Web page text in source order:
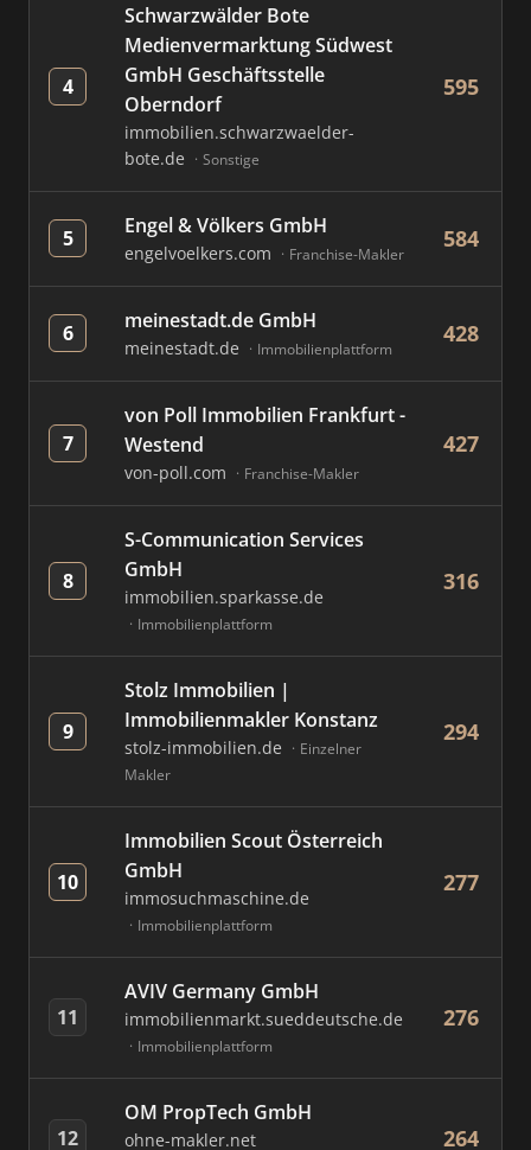
4
Schwarzwälder Bote
Medienvermarktung Südwest
GmbH Geschäftsstelle
Oberndorf
immobilien.schwarzwaelder-
bote.de
Sonstige
595
5 Engel & Völkers GmbH
engelvoelkers.com Franchise-Makler
584
6 meinestadt.de GmbH
meinestadt.de Immobilienplattform
428
7
von Poll Immobilien Frankfurt -
Westend
von-poll.com Franchise-Makler
427
8
S-Communication Services
GmbH
immobilien.sparkasse.de
Immobilienplattform
316
9
Stolz Immobilien |
Immobilienmakler Konstanz
stolz-immobilien.de
Einzelner
Makler
294
10
Immobilien Scout Österreich
GmbH
immosuchmaschine.de
Immobilienplattform
277
11
AVIV Germany GmbH
immobilienmarkt.sueddeutsche.de
Immobilienplattform
276
12
OM PropTech GmbH
ohne-makler.net 264